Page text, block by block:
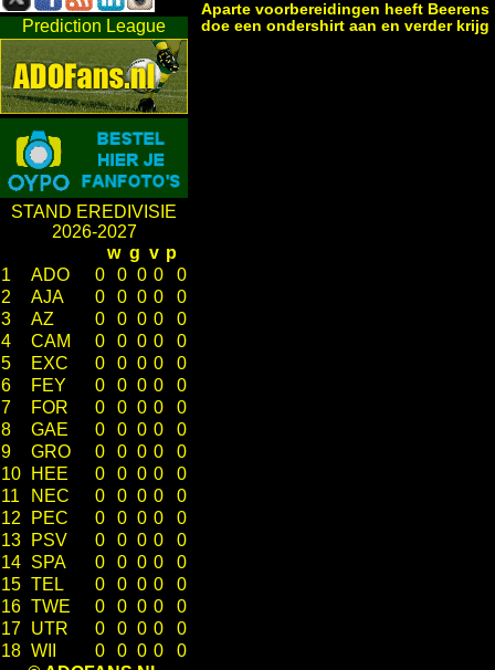
Prediction League
STAND EREDIVISIE
2026-2027
w g v p
1
ADO 0 0 0 0
0
2
AJA 0 0 0 0
0
3
AZ 0 0 0 0
0
4
CAM 0 0 0 0
0
5
EXC 0 0 0 0
0
6
FEY 0 0 0 0
0
7
FOR 0 0 0 0
0
8
GAE 0 0 0 0
0
9
GRO 0 0 0 0
0
10
HEE 0 0 0 0
0
11
NEC 0 0 0 0
0
12
PEC 0 0 0 0
0
13
PSV 0 0 0 0
0
14 SPA 0 0 0 0
0
15 TEL 0 0 0 0
0
16 TWE 0 0 0 0
0
17 UTR 0 0 0 0
0
18 WII 0 0 0 0
0
Aparte voorbereidingen heeft
doe een ondershirt aan en verder